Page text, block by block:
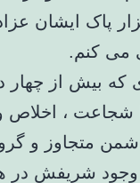
پاک ایشان
می کنم.
که بیش از چهار
شجاعت ، اخلاص و
متجاوز و
شریفش در